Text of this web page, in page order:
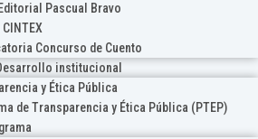
Pascual Bravo
Concurso de Cuento
institucional
y Ética Pública
de Transparencia y Ética Pública (PTEP)